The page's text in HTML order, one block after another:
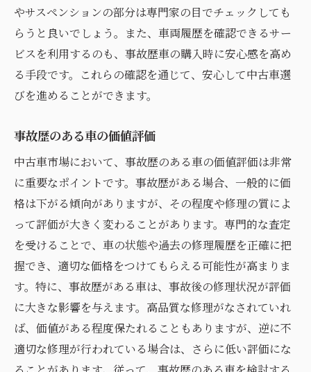
やサスペンションの部分は専門家の目でチェックしても
らうと良いでしょう。また、車両履歴を確認できるサー
ビスを利用するのも、事故歴車の購入時に安心感を高め
る手段です。これらの確認を通じて、安心して中古車選
びを進めることができます。
事故歴のある車の価値評価
中古車市場において、事故歴のある車の価値評価は非常
に重要なポイントです。事故歴がある場合、一般的に価
格は下がる傾向がありますが、その程度や修理の質によ
って評価が大きく変わることがあります。専門的な査定
を受けることで、車の状態や過去の修理履歴を正確に把
握でき、適切な価格をつけてもらえる可能性が高まりま
す。特に、事故歴がある車は、事故後の修理状況が評価
に大きな影響を与えます。高品質な修理がなされていれ
ば、価値がある程度保たれることもありますが、逆に不
適切な修理が行われている場合は、さらに低い評価にな